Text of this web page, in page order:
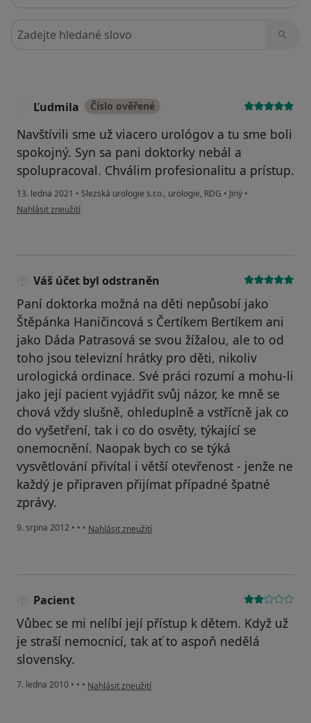
Hledejte v názorech
Ľudmila Číslo ověřené
Navštívili sme už viacero urológov a tu sme boli
spokojný. Syn sa pani doktorky nebál a
spolupracoval. Chválim profesionalitu a prístup.
13. ledna 2021 • Slezská urologie s.r.o., urologie, RDG • Jiný •
podle názoru uživatele Ľudmila
Nahlásit zneužití
Váš účet byl odstraněn
Paní doktorka možná na děti nepůsobí jako
Štěpánka Haničincová s Čertíkem Bertíkem ani
jako Dáda Patrasová se svou žížalou, ale to od
toho jsou televizní hrátky pro děti, nikoliv
urologická ordinace. Své práci rozumí a mohu-li
jako její pacient vyjádřit svůj názor, ke mně se
chová vždy slušně, ohleduplně a vstřícně jak co
do vyšetření, tak i co do osvěty, týkající se
onemocnění. Naopak bych co se týká
vysvětlování přivítal i větší otevřenost - jenže ne
každý je připraven přijímat případné špatné
zprávy.
9. srpna 2012 • • • podle názoru uživatele Váš účet byl odstraněn
Nahlásit zneužití
Pacient
Vůbec se mi nelíbí její přístup k dětem. Když už
je straší nemocnicí, tak ať to aspoň nedělá
slovensky.
7. ledna 2010 • • • podle názoru uživatele Pacient
Nahlásit zneužití